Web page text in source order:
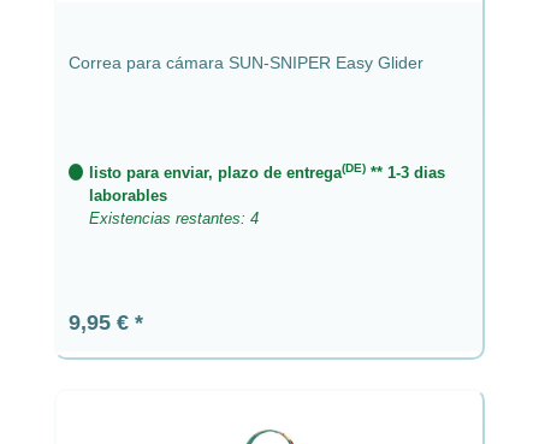
Correa para cámara SUN-SNIPER Easy Glider
listo para enviar, plazo de entrega(DE) ** 1-3 dias
laborables
Existencias restantes: 4
Precio normal:
9,95 €